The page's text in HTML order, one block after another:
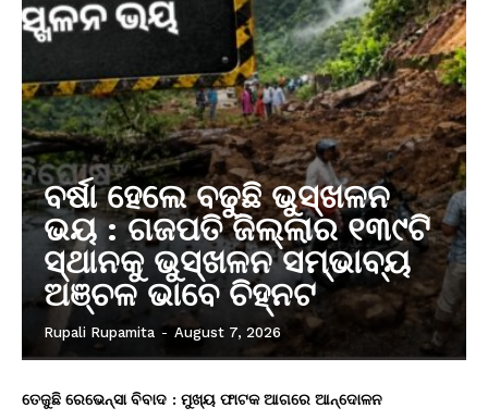
ବର୍ଷା ହେଲେ ବଢୁଛି ଭୁସ୍ଖଳନ
ଭୟ : ଗଜପତି ଜିଲ୍ଲାର ୧୩୯ଟି
ସ୍ଥାନକୁ ଭୁସ୍ଖଳନ ସମ୍ଭାବ୍ୟ
ଅଞ୍ଚଳ ଭାବେ ଚିହ୍ନଟ
Rupali Rupamita - August 7, 2026
ତେଜୁଛି ରେଭେନ୍ସା ବିବାଦ : ମୁଖ୍ୟ ଫାଟକ ଆଗରେ ଆନ୍ଦୋଳନ